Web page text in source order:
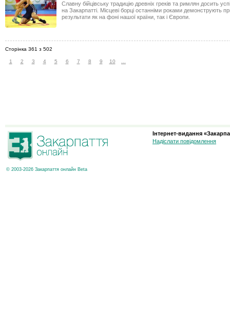
Славну бійцівську традицію древніх греків та римлян досить
на Закарпатті. Місцеві борці останніми роками демонструють
результати як на фоні нашої країни, так і Європи.
Сторінка 361 з 502
1 2 3 4 5 6 7 8 9 10
© 2003-2026 Закарпаття онлайн Beta
Інтернет-видання
Надіслати повідомлення